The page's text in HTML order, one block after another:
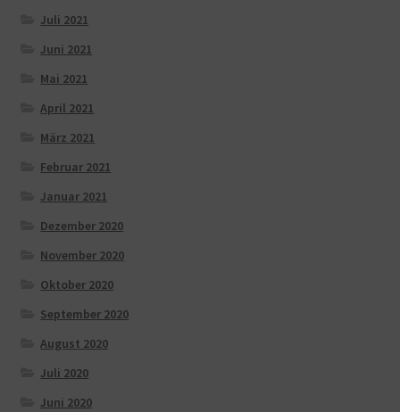
Juli 2021
Juni 2021
Mai 2021
April 2021
März 2021
Februar 2021
Januar 2021
Dezember 2020
November 2020
Oktober 2020
September 2020
August 2020
Juli 2020
Juni 2020